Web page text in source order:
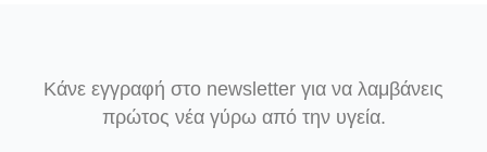
Κάνε εγγραφή στο newsletter για να λαμβάνεις
πρώτος νέα γύρω από την υγεία.